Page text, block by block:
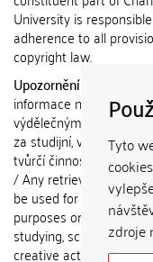
Tyto
zdroje
University is
adherence to all
copyright law.
Upozornění / Notice:
informace nemohou
výdělečným účelům
za studijní, vědeckou
tvůrčí činnost jiné
/ Any retrieved
be used for any
purposes or claimed
studying, scientific or
creative activities of